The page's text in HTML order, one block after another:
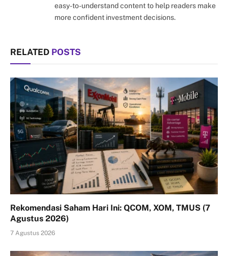
easy-to-understand content to help readers make
more confident investment decisions.
RELATED POSTS
Rekomendasi Saham Hari Ini: QCOM, XOM, TMUS (7
Agustus 2026)
7 Agustus 2026